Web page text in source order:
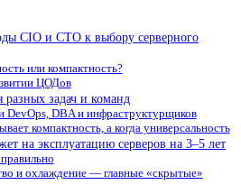
CIO и CTO к выбору серверного
или компактность?
ЦОДов
разных задач и команд
DevOps, DBA и инфраструктурщиков
компактность, а когда универсальность
на эксплуатацию серверов на 3–5 лет
и охлаждение — главные «скрытые»